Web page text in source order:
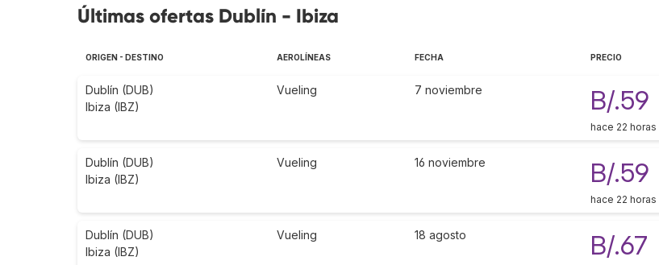
Últimas ofertas Dublín - Ibiza
ORIGEN - DESTINO AEROLÍNEAS FECHA PRECIO
Dublín (DUB)
Ibiza (IBZ)
Vueling 7 noviembre B/.59
hace 22 horas
Dublín (DUB)
Ibiza (IBZ)
Vueling 16 noviembre B/.59
hace 22 horas
Dublín (DUB)
Ibiza (IBZ)
Vueling 18 agosto B/.67